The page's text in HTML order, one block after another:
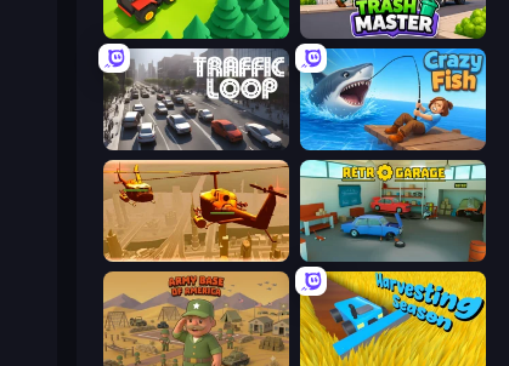
Lumber Harvest: Tree Cutting Game Trash Master
Traffic Loop Crazy Fish
Seek and Destroy Retro Garage